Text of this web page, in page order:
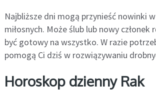
Najbliższe dni mogą przynieść nowinki
miłosnych. Może ślub lub nowy członek
być gotowy na wszystko. W razie
pomogą Ci dziś w rozwiązywaniu
Horoskop dzienny Rak